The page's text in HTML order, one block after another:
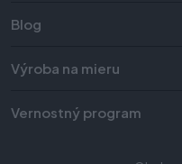
Blog
Výroba na mieru
Vernostný program